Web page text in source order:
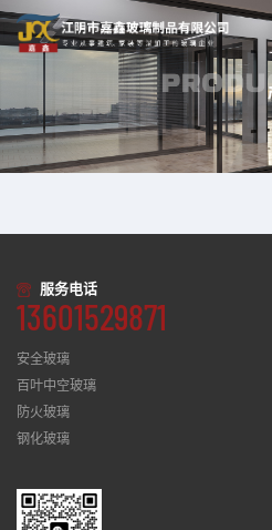
服务电话
13601529871
安全玻璃
百叶中空玻璃
防火玻璃
钢化玻璃